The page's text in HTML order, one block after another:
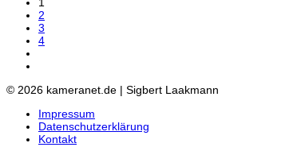
2
3
4
© 2026 kameranet.de | Sigbert Laakmann
Impressum
Datenschutzerklärung
Kontakt